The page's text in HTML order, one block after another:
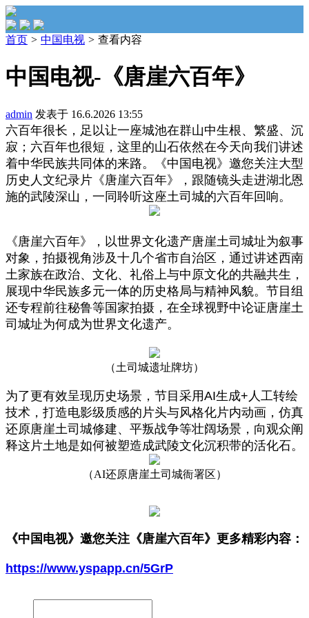
首页 > 中国电视 > 查看内容
中国电视-《唐崖六百年》
admin 发表于 16.6.2026 13:55
六百年很长，足以让一座城池在群山中生根、繁盛、沉
寂；六百年也很短，这里的山石依然在今天向我们讲述
着中华民族共同体的来路。《中国电视》邀您关注大型
历史人文纪录片《唐崖六百年》，跟随镜头走进湖北恩
施的武陵深山，一同聆听这座土司城的六百年回响。
《唐崖六百年》，以世界文化遗产唐崖土司城址为叙事
对象，拍摄视角涉及十几个省市自治区，通过讲述西南
土家族在政治、文化、礼俗上与中原文化的共融共生，
展现中华民族多元一体的历史格局与精神风貌。节目组
还专程前往秘鲁等国家拍摄，在全球视野中论证唐崖土
司城址为何成为世界文化遗产。
（土司城遗址牌坊）
为了更有效呈现历史场景，节目采用AI生成+人工转绘
技术，打造电影级质感的片头与风格化片内动画，仿真
还原唐崖土司城修建、平叛战争等壮阔场景，向观众阐
释这片土地是如何被塑造成武陵文化沉积带的活化石。
（AI还原唐崖土司城衙署区）
《中国电视》邀您关注《唐崖六百年》 更多精彩内容：
https://www.yspapp.cn/5GrP